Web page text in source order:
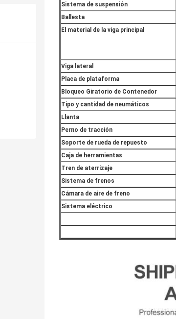
Sistema de suspensión
Ballesta
El material de la viga principal
Viga lateral
Placa de plataforma
Bloqueo Giratorio de Contenedor
Tipo y cantidad de neumáticos
Llanta
Perno de tracción
Soporte de rueda de repuesto
Caja de herramientas
Tren de aterrizaje
Sistema de frenos
Cámara de aire de freno
Sistema eléctrico